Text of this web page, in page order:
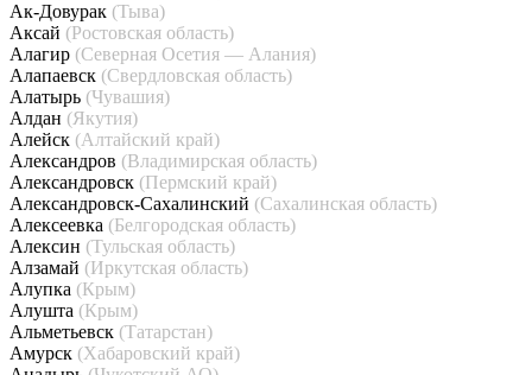
Ак-Довурак (Тыва)
Аксай (Ростовская область)
Алагир (Северная Осетия — Алания)
Алапаевск (Свердловская область)
Алатырь (Чувашия)
Алдан (Якутия)
Алейск (Алтайский край)
Александров (Владимирская область)
Александровск (Пермский край)
Александровск-Сахалинский (Сахалинская область)
Алексеевка (Белгородская область)
Алексин (Тульская область)
Алзамай (Иркутская область)
Алупка (Крым)
Алушта (Крым)
Альметьевск (Татарстан)
Амурск (Хабаровский край)